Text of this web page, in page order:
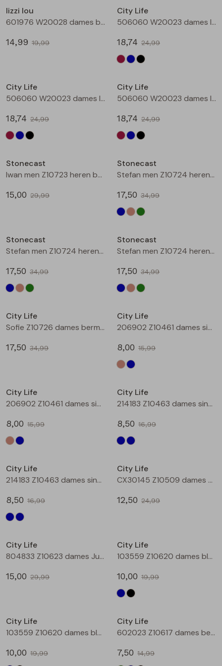
Blouses lange mouw
Sweatshirts
Gilet spencers
Jackjes
Blazers
Bermuda's
Bermuda's
Lange broek
Jackjes
Jassen
Leggings
Rokken
Lange broeken
Lange broeken
Leggings
T-shirts lange mouw
Tops
Vesten
lizzi lou
601976 W20028 dames bermuda Marine
14,99 19,99
City Life
506060 W20023 dames lange broek Wijnrood
18,74 24,99
City Life
506060 W20023 dames lange broek Marine
18,74 24,99
City Life
506060 W20023 dames lange broek Zwart
18,74 24,99
Stonecast
Iwan men Z10723 heren bermuda Bleached denim
15,00 29,99
Stonecast
Stefan men Z10724 heren bermuda Greyblue
17,50 34,99
Stonecast
Stefan men Z10724 heren bermuda Zand
17,50 34,99
Stonecast
Stefan men Z10724 heren bermuda Army
17,50 34,99
City Life
Sofie Z10726 dames bermuda Denim
17,50 34,99
City Life
206902 Z10461 dames singlet Taupe
8,00 15,99
City Life
206902 Z10461 dames singlet Aqua
8,00 15,99
City Life
214183 Z10463 dames singlet Marine
8,50 16,99
City Life
214183 Z10463 dames singlet Kobalt
8,50 16,99
City Life
CX30145 Z10509 dames bermuda Denim
12,50 24,99
City Life
804833 Z10623 dames Jurk Zwart
15,00 29,99
City Life
103559 Z10620 dames bloese km Marine
10,00 19,99
City Life
103559 Z10620 dames bloese km Zwart
10,00 19,99
City Life
602023 Z10617 dames bermuda Army
7,50 14,99